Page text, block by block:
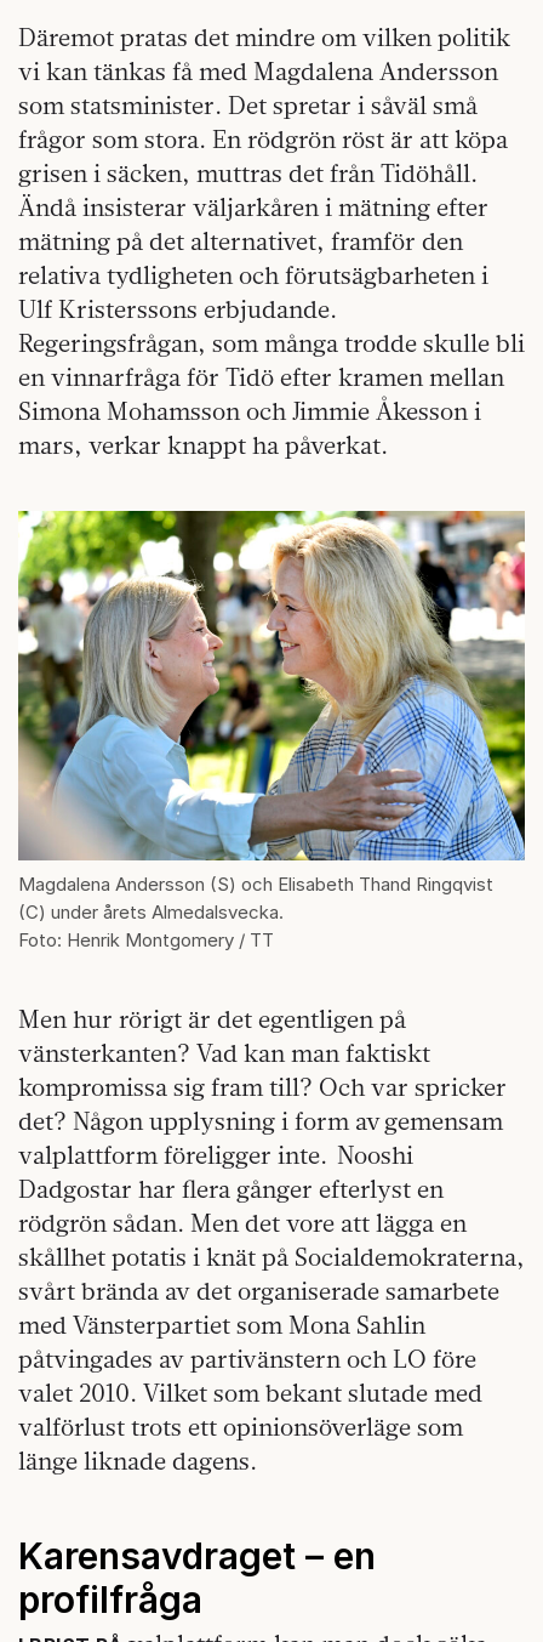
Däremot pratas det mindre om vilken politik
vi kan tänkas få med Magdalena Andersson
som statsminister. Det spretar i såväl små
frågor som stora. En rödgrön röst är att köpa
grisen i säcken, muttras det från Tidöhåll.
Ändå insisterar väljarkåren i mätning efter
mätning på det alternativet, framför den
relativa tydligheten och förutsägbarheten i
Ulf Kristerssons erbjudande.
Regeringsfrågan, som många trodde skulle bli
en vinnarfråga för Tidö efter kramen mellan
Simona Mohamsson och Jimmie Åkesson i
mars, verkar knappt ha påverkat.
Magdalena Andersson (S) och Elisabeth Thand Ringqvist
(C) under årets Almedalsvecka.
Foto: Henrik Montgomery / TT
Men hur rörigt är det egentligen på
vänsterkanten? Vad kan man faktiskt
kompromissa sig fram till? Och var spricker
det? Någon upplysning i form av gemensam
valplattform föreligger inte. Nooshi
Dadgostar har flera gånger efterlyst en
rödgrön sådan. Men det vore att lägga en
skållhet potatis i knät på Socialdemokraterna,
svårt brända av det organiserade samarbete
med Vänsterpartiet som Mona Sahlin
påtvingades av partivänstern och LO före
valet 2010. Vilket som bekant slutade med
valförlust trots ett opinionsöverläge som
länge liknade dagens.
Karensavdraget – en
profilfråga